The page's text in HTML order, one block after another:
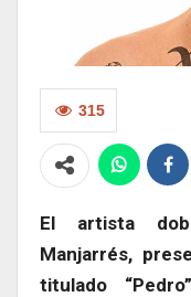
315
El artista
Manjarrés,
titulado